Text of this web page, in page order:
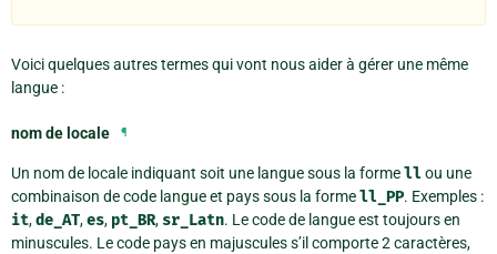
Voici quelques autres termes qui vont nous aider à gérer une même
langue :
nom de locale ¶
Un nom de locale indiquant soit une langue sous la formellou une
combinaison de code langue et pays sous la formell_PP. Exemples :
it,de_AT,es, pt_BR, sr_Latn. Le code de langue est toujours en
minuscules. Le code pays en majuscules s’il comporte 2 caractères,